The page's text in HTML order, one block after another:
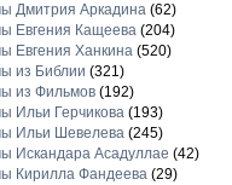
Дмитрия Аркадина(62)
Евгения Кащеева(204)
Евгения Ханкина(520)
из Библии (321)
из Фильмов(192)
Ильи Герчикова(193)
Ильи Шевелева(245)
Искандара Асадуллае (42)
Кирилла Фандеева(29)